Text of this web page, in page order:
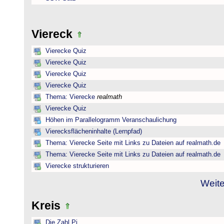
Viereck
Vierecke Quiz
Vierecke Quiz
Vierecke Quiz
Vierecke Quiz
Thema: Vierecke realmath
Vierecke Quiz
Höhen im Parallelogramm Veranschaulichung
Vierecksflächeninhalte (Lernpfad)
Thema: Vierecke Seite mit Links zu Dateien auf realmath.de
Thema: Vierecke Seite mit Links zu Dateien auf realmath.de
Vierecke strukturieren
Kreis
Die Zahl Pi